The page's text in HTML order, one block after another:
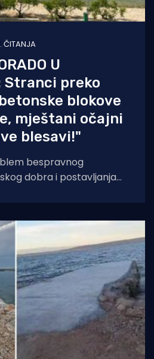
ČITANJA
U
Stranci preko
blokove
mještani očajni
blesavi!"
bespravnog
dobra i postavljanja